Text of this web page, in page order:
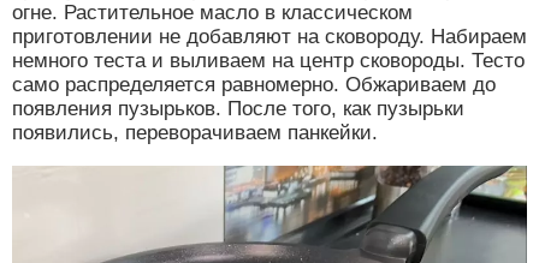
огне. Растительное масло в классическом
приготовлении не добавляют на сковороду. Набираем
немного теста и выливаем на центр сковороды. Тесто
само распределяется равномерно. Обжариваем до
появления пузырьков. После того, как пузырьки
появились, переворачиваем панкейки.